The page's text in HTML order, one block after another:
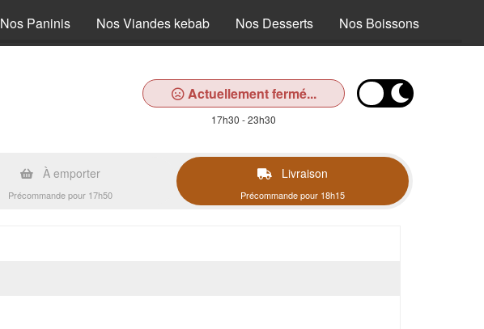
Nos Paninis Nos Viandes kebab Nos Desserts Nos Boissons
Actuellement fermé...
17h30 - 23h30
À emporter
Précommande pour 17h50
Livraison
Précommande pour 18h15